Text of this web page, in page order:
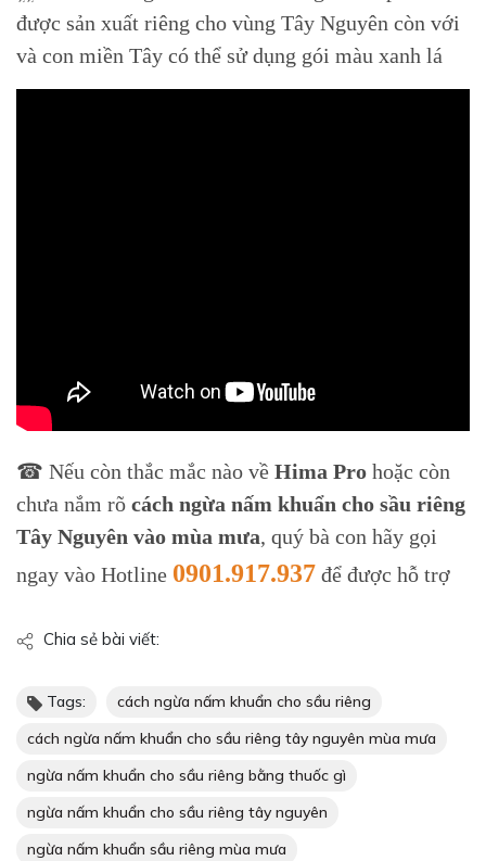
được sản xuất riêng cho vùng Tây Nguyên còn với
và con miền Tây có thể sử dụng gói màu xanh lá
☎ Nếu còn thắc mắc nào về Hima Pro hoặc còn
chưa nắm rõ cách ngừa nấm khuẩn cho sầu riêng
Tây Nguyên vào mùa mưa, quý bà con hãy gọi
ngay vào Hotline 0901.917.937 để được hỗ trợ
Chia sẻ bài viết:
Tags:
cách ngừa nấm khuẩn cho sầu riêng
cách ngừa nấm khuẩn cho sầu riêng tây nguyên mùa mưa
ngừa nấm khuẩn cho sầu riêng bằng thuốc gì
ngừa nấm khuẩn cho sầu riêng tây nguyên
ngừa nấm khuẩn sầu riêng mùa mưa